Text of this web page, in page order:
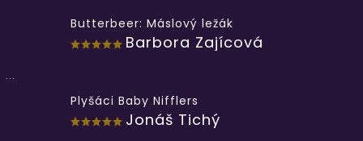
Butterbeer: Máslový ležák
Barbora Zajícová
...
Plyšáci Baby Nifflers
Jonáš Tichý